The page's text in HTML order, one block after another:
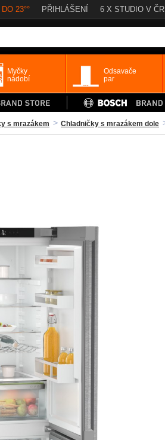
23°° PŘIHLÁŠENÍ 6 X STUDIO V ČR
Myčky
nádobí
Odsavače
par
s mrazákem Chladničky s mrazákem dole